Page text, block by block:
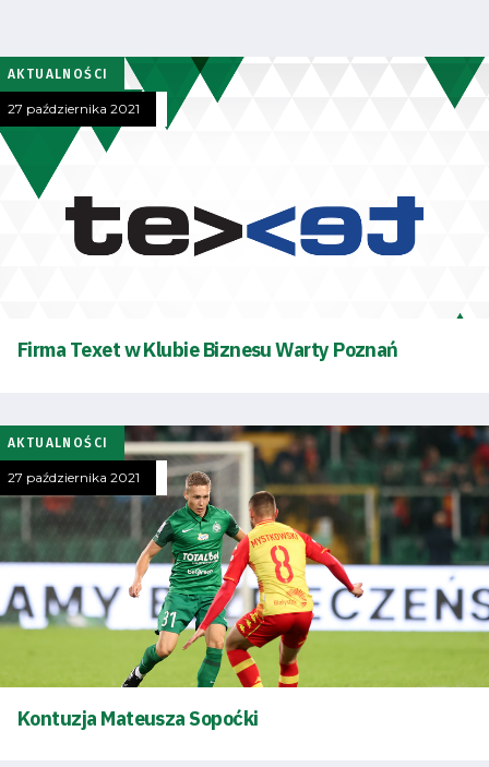
AKTUALNOŚCI
27 października 2021
Firma Texet w Klubie Biznesu Warty Poznań
AKTUALNOŚCI
27 października 2021
Kontuzja Mateusza Sopoćki